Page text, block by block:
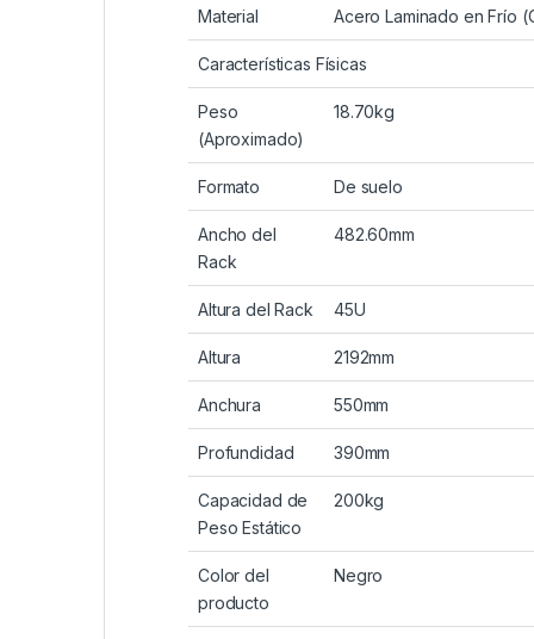
Material Acero Laminado en Frío
Características Físicas
Peso
(Aproximado)
18.70kg
Formato De suelo
Ancho del
Rack
482.60mm
Altura del Rack 45U
Altura 2192mm
Anchura 550mm
Profundidad 390mm
Capacidad de
Peso Estático
200kg
Color del
producto
Negro